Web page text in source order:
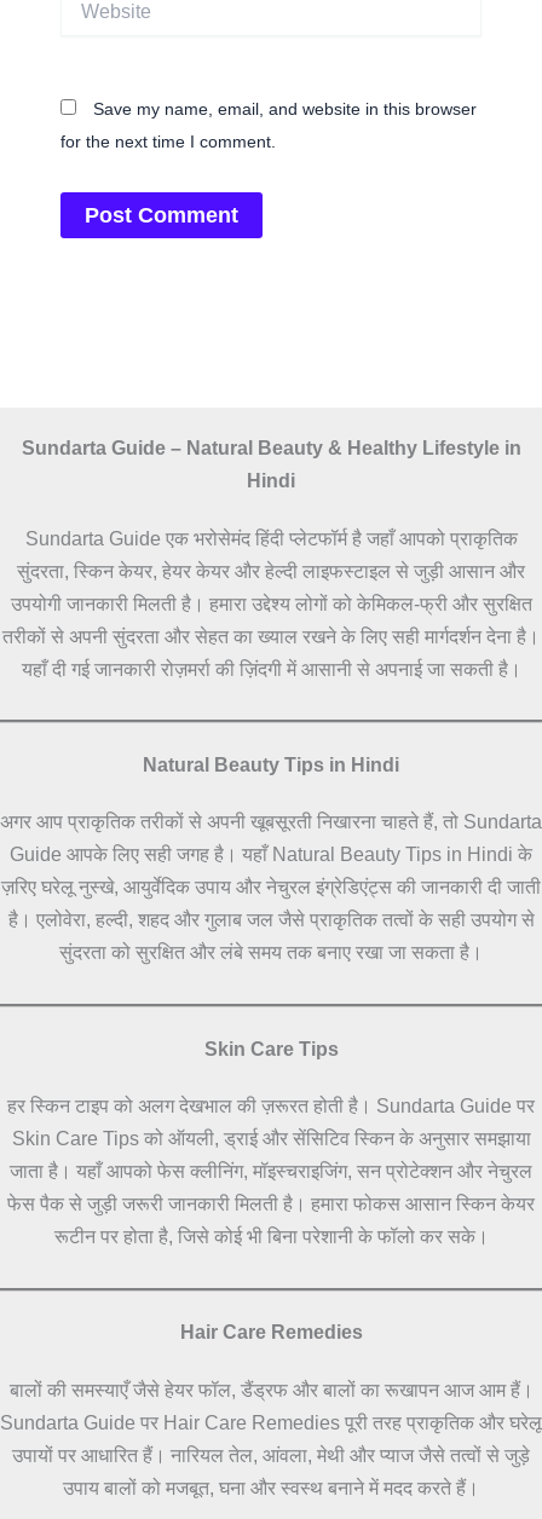
Save my name, email, and website in this browser
for the next time I comment.
Sundarta Guide – Natural Beauty & Healthy Lifestyle in
Hindi
Sundarta Guide एक भरोसेमंद हिंदी प्लेटफॉर्म है जहाँ आपको प्राकृतिक
सुंदरता, स्किन केयर, हेयर केयर और हेल्दी लाइफस्टाइल से जुड़ी आसान और
उपयोगी जानकारी मिलती है। हमारा उद्देश्य लोगों को केमिकल-फ्री और सुरक्षित
तरीकों से अपनी सुंदरता और सेहत का ख्याल रखने के लिए सही मार्गदर्शन देना है।
यहाँ दी गई जानकारी रोज़मर्रा की ज़िंदगी में आसानी से अपनाई जा सकती है।
Natural Beauty Tips in Hindi
अगर आप प्राकृतिक तरीकों से अपनी खूबसूरती निखारना चाहते हैं, तो Sundarta
Guide आपके लिए सही जगह है। यहाँ Natural Beauty Tips in Hindi के
ज़रिए घरेलू नुस्खे, आयुर्वेदिक उपाय और नेचुरल इंग्रेडिएंट्स की जानकारी दी जाती
है। एलोवेरा, हल्दी, शहद और गुलाब जल जैसे प्राकृतिक तत्वों के सही उपयोग से
सुंदरता को सुरक्षित और लंबे समय तक बनाए रखा जा सकता है।
Skin Care Tips
हर स्किन टाइप को अलग देखभाल की ज़रूरत होती है। Sundarta Guide पर
Skin Care Tips को ऑयली, ड्राई और सेंसिटिव स्किन के अनुसार समझाया
जाता है। यहाँ आपको फेस क्लीनिंग, मॉइस्चराइजिंग, सन प्रोटेक्शन और नेचुरल
फेस पैक से जुड़ी जरूरी जानकारी मिलती है। हमारा फोकस आसान स्किन केयर
रूटीन पर होता है, जिसे कोई भी बिना परेशानी के फॉलो कर सके।
Hair Care Remedies
बालों की समस्याएँ जैसे हेयर फॉल, डैंड्रफ और बालों का रूखापन आज आम हैं।
Sundarta Guide पर Hair Care Remedies पूरी तरह प्राकृतिक और घरेलू
उपायों पर आधारित हैं। नारियल तेल, आंवला, मेथी और प्याज जैसे तत्वों से जुड़े
उपाय बालों को मजबूत, घना और स्वस्थ बनाने में मदद करते हैं।